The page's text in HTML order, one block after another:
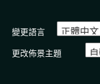
變更語言
更改佈景主題